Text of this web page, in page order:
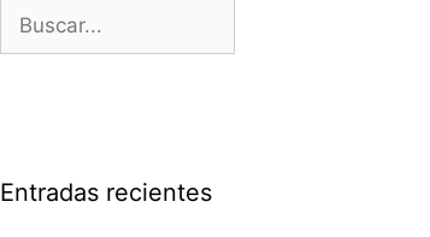
Entradas recientes